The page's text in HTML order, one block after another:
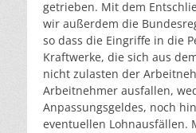
getrieben. Mit dem
wir außerdem die
so dass die Eingriffe in die
Kraftwerke, die sich aus
nicht zulasten der
Arbeitnehmer ausfallen,
Anpassungsgeldes, noch
eventuellen Lohnausfällen.